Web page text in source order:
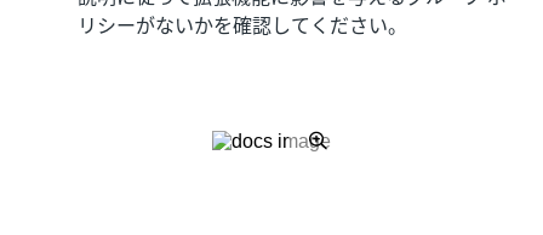
リシーがないかを確認してください。